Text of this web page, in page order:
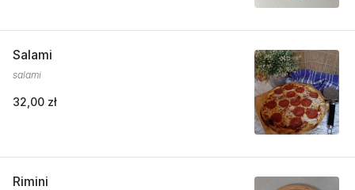
Salami
salami
32,00 zł
Rimini